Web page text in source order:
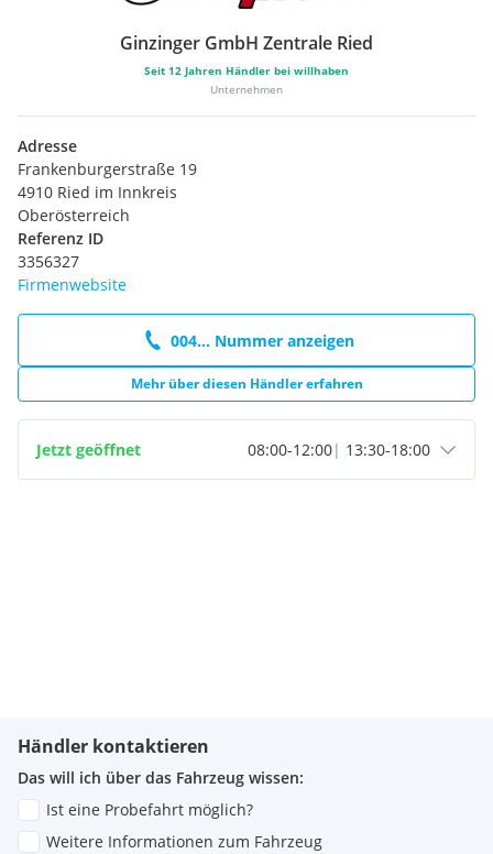
Ginzinger GmbH Zentrale Ried
Seit 12 Jahren Händler bei willhaben
Unternehmen
Adresse
Frankenburgerstraße 19
4910 Ried im Innkreis
Oberösterreich
Referenz ID
3356327
Firmenwebsite
004... Nummer anzeigen
Mehr über diesen Händler erfahren
Jetzt geöffnet 08:00-12:00| 13:30-18:00
Händler kontaktieren
Das will ich über das Fahrzeug wissen:
Ist eine Probefahrt möglich?
Weitere Informationen zum Fahrzeug